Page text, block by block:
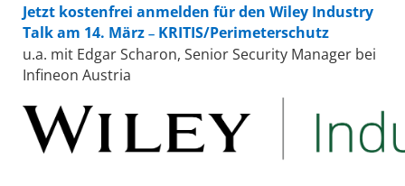
Jetzt kostenfrei anmelden für den Wiley Industry
Talk am 14. März – KRITIS/Perimeterschutz
u.a. mit Edgar Scharon, Senior Security Manager bei
Infineon Austria